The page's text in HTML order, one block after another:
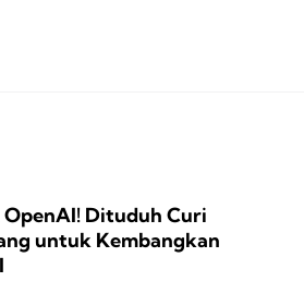
Dituduh Curi
untuk Kembangkan